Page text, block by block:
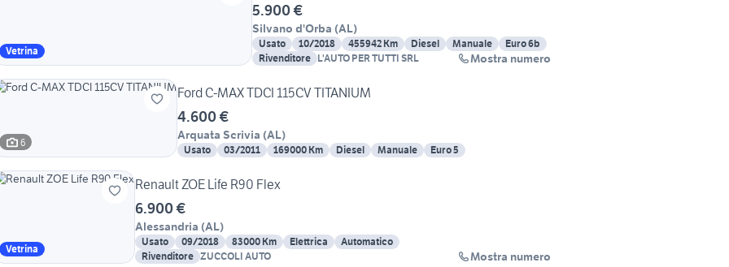
Vetrina
5.900 €
Silvano d'Orba (AL)
Usato 10/2018 455942 Km Diesel Manuale
Euro 6b
Rivenditore L'AUTO PER TUTTI SRL Mostra numero
6
Ford C-MAX TDCI 115CV TITANIUM
4.600 €
Arquata Scrivia (AL)
Usato 03/2011 169000 Km Diesel Manuale Euro 5
Vetrina
Renault ZOE Life R90 Flex
6.900 €
Alessandria (AL)
Usato 09/2018 83000 Km Elettrica
Automatico
Rivenditore ZUCCOLI AUTO Mostra numero